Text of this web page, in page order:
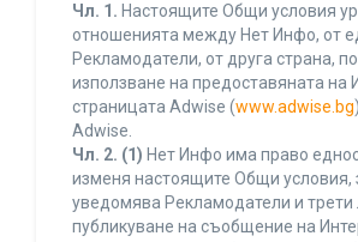
Чл. 1. Настоящите Общи условия
отношенията между Нет Инфо, от
Рекламодатели, от друга страна,
използване на предоставяната на
страницата Adwise (www.adwise.bg
Adwise.
Чл. 2. (1) Нет Инфо има право
изменя настоящите Общи условия,
уведомява Рекламодатели и трети
публикуване на съобщение на